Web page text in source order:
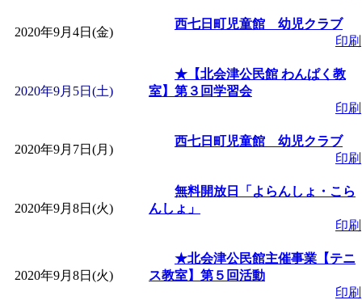
間：2026/07/13～2026/
子育て交流広場「
間：2026/08/10～2026/
「赤ちゃん子育て講
付期間：2026/08/10～
赤ちゃん子育て講
付期間：2026/08/10～
2020年9月4日(金)
西七日町児童館 幼児クラブ
印刷
2020年9月5日(土)
★【北会津公民館 わんぱく教
室】第３回学習会
印刷
2020年9月7日(月)
西七日町児童館 幼児クラブ
印刷
2020年9月8日(火)
無料開放日「よらんしょ・こら
んしょ」
印刷
2020年9月8日(火)
★北会津公民館主催事業【テニ
ス教室】第５回活動
印刷